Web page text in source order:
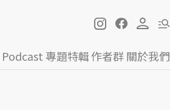
Podcast 專題特輯作者群關於我們